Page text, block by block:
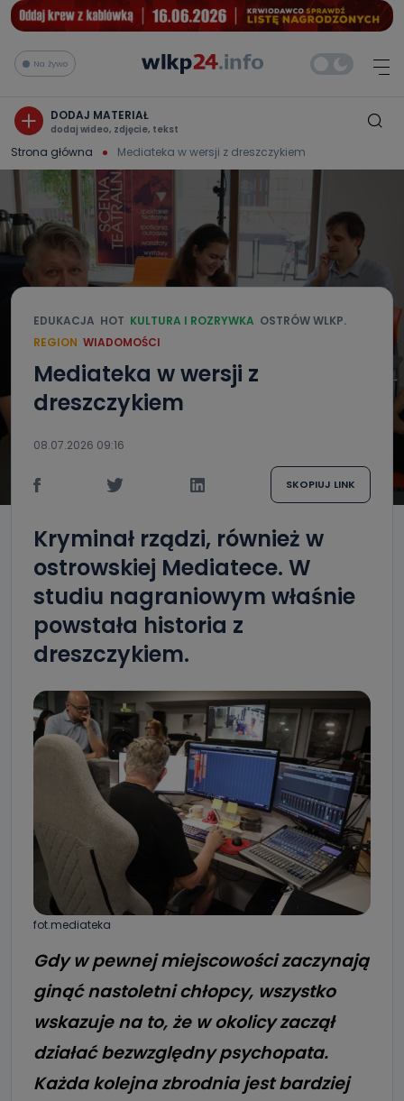
Na żywo
DODAJ MATERIAŁ
dodaj wideo, zdjęcie, tekst
Strona główna Mediateka w wersji z dreszczykiem
EDUKACJA HOT KULTURA I ROZRYWKA OSTRÓW WLKP.
REGION WIADOMOŚCI
Mediateka w wersji z
dreszczykiem
08.07.2026 09:16
SKOPIUJ LINK
Kryminał rządzi, również w
ostrowskiej Mediatece. W
studiu nagraniowym właśnie
powstała historia z
dreszczykiem.
fot.mediateka
Gdy w pewnej miejscowości zaczynają
ginąć nastoletni chłopcy, wszystko
wskazuje na to, że w okolicy zaczął
działać bezwzględny psychopata.
Każda kolejna zbrodnia jest bardziej